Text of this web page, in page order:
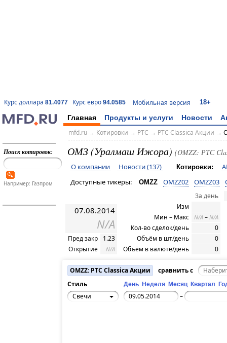
Курс доллара 81.4077 Курс евро 94.0585 Мобильная версия 18+
Главная Продукты и услуги Новости
Поиск котировок:
Например: Газпром
mfd.ru→ Котировки → РТС → РТС Classica Акции →
ОМЗ (Уралмаш Ижора) (OMZZ: РТС
О компании Новости (137) Котировки:
Доступные тикеры:
OMZZ OMZZ02 OMZZ03
07.08.2014
N/A
Пред закр
1.23
Открытие
N/A
За день
Изм
Мин – Макс
N/A – N/A
Кол-во сделок/день
0
Объём в шт/день
0
Объём в валюте/день
0
OMZZ: РТС Classica Акции
сравнить с
Стиль
День Неделя Месяц Квартал
Свечи –